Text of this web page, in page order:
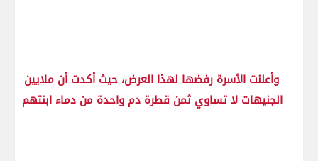
وأعلنت الأسرة رفضها لهذا العرض، حيث أكدت أن ملايين
الجنيهات لا تساوي ثمن قطرة دم واحدة من دماء ابنتهم